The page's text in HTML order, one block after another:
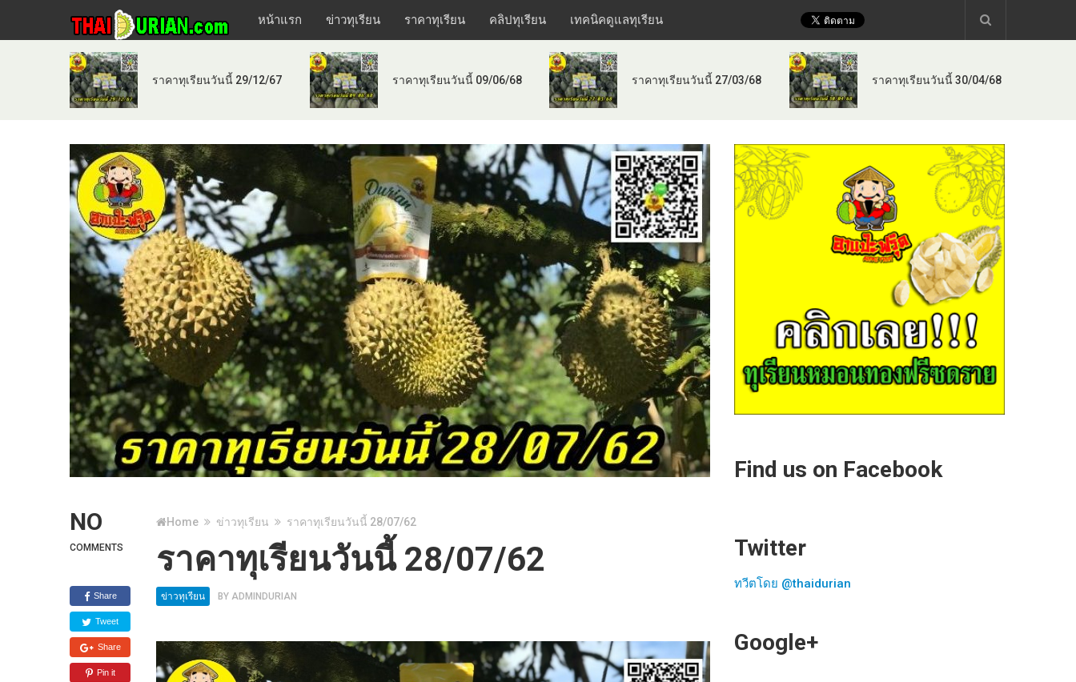
หน้าแรก ข่าวทุเรียน ราคาทุเรียน คลิปทุเรียน เทคนิคดูแลทุเรียน
ราคาทุเรียนวันนี้ 29/12/67 ราคาทุเรียนวันนี้ 09/06/68 ราคาทุเรียนวันนี้ 27/03/68 ราคาทุเรียนวันนี้ 30/04/68
NO
COMMENTS
Share
Tweet
Share
Pin it
Home ข่าวทุเรียน ราคาทุเรียนวันนี้ 28/07/62
ราคาทุเรียนวันนี้ 28/07/62
ข่าวทุเรียน BY ADMINDURIAN
Find us on Facebook
Twitter
ทวีตโดย @thaidurian
Google+